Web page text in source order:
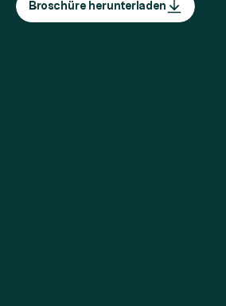
Broschüre herunterladen